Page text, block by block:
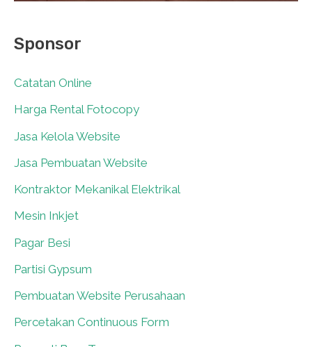
Sponsor
Catatan Online
Harga Rental Fotocopy
Jasa Kelola Website
Jasa Pembuatan Website
Kontraktor Mekanikal Elektrikal0
Mesin Inkjet
Pagar Besi
Partisi Gypsum
Pembuatan Website Perusahaan
Percetakan Continuous Form